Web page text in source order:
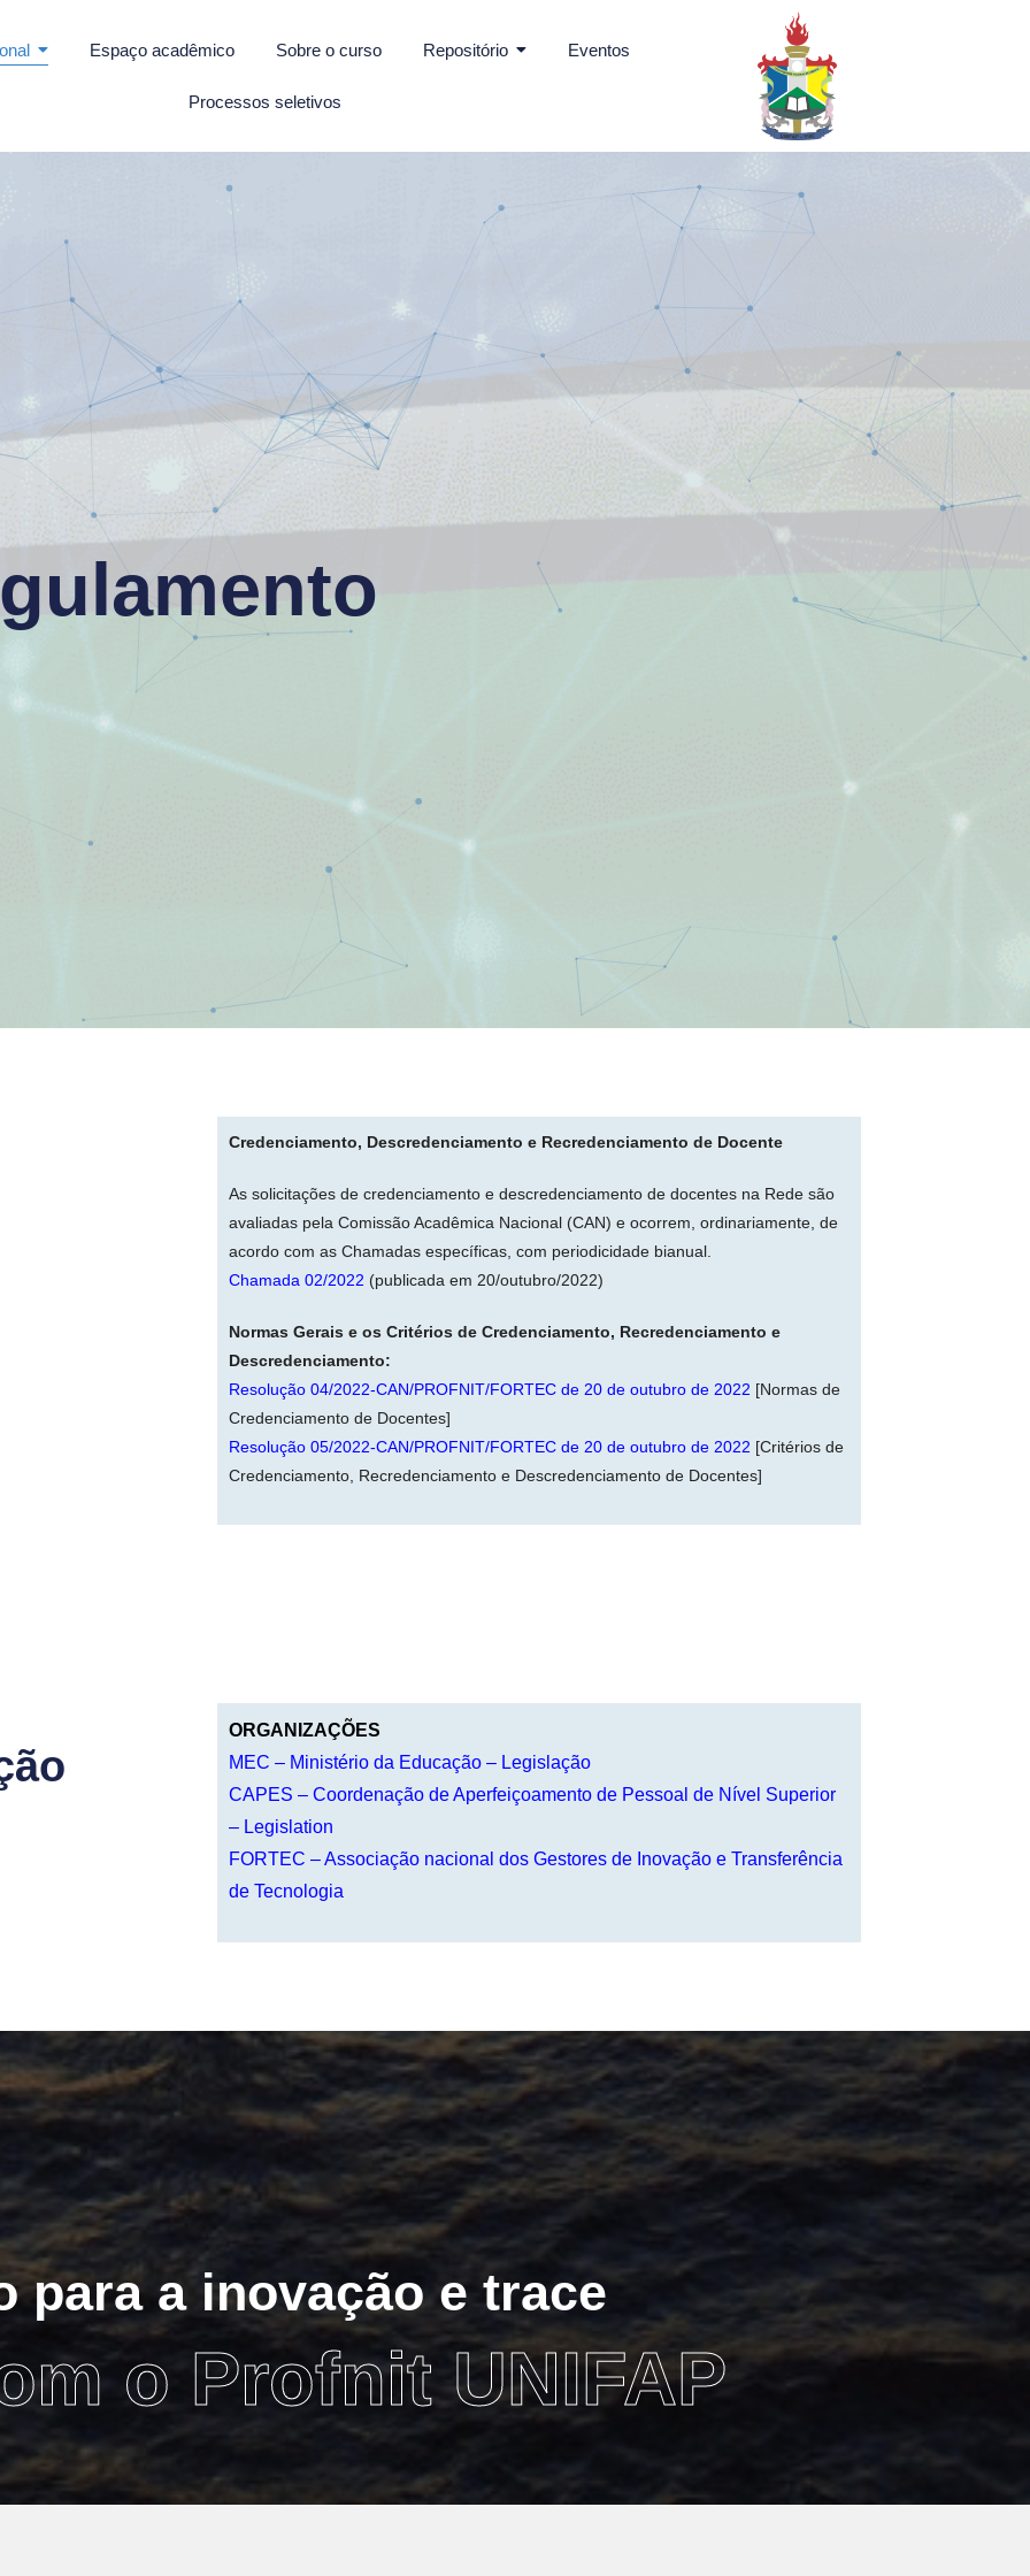
Espaço acadêmico Sobre o curso Repositório Eventos
Processos seletivos
Credenciamento, Descredenciamento e Recredenciamento de Docente
As solicitações de credenciamento e descredenciamento de docentes na Rede são
avaliadas pela Comissão Acadêmica Nacional (CAN) e ocorrem, ordinariamente, de
acordo com as Chamadas específicas, com periodicidade bianual.
Chamada 02/2022 (publicada em 20/outubro/2022)
Normas Gerais e os Critérios de Credenciamento, Recredenciamento e
Descredenciamento:
Resolução 04/2022-CAN/PROFNIT/FORTEC de 20 de outubro de 2022 [Normas de
Credenciamento de Docentes]
Resolução 05/2022-CAN/PROFNIT/FORTEC de 20 de outubro de 2022 [Critérios de
Credenciamento, Recredenciamento e Descredenciamento de Docentes]
ORGANIZAÇÕES
MEC – Ministério da Educação – Legislação
CAPES – Coordenação de Aperfeiçoamento de Pessoal de Nível Superior
– Legislation
FORTEC – Associação nacional dos Gestores de Inovação e Transferência
de Tecnologia
para a inovação e trace
o Profnit UNIFAP